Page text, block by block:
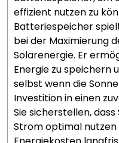
effizient nutzen zu
Batteriespeicher
bei der Maximierung
Solarenergie. Er
Energie zu speichern
selbst wenn die
Investition in einen
Sie sicherstellen,
Strom optimal nutzen